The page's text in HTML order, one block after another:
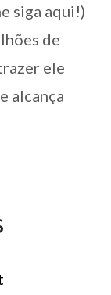
siga aqui!)
de
ele
alcança